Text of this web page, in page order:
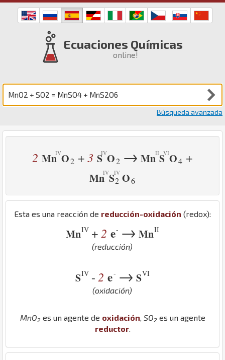
Ecuaciones Químicas
online!
Búsqueda avanzada
2 Mn O2 +3 S O2 → Mn S O4 +
Mn S2 O6
Esta es una reacción de reducción-oxidación (redox):
MnIV + 2 e- → MnII
(reducción)
SIV - 2 e- → SVI
(oxidación)
MnO2es un agente de oxidación SO2es un agente
reductor.